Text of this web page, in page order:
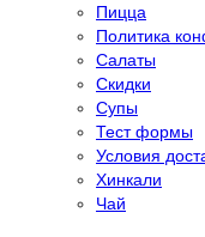
Пицца
Политика
Салаты
Скидки
Супы
Тест формы
Условия
Хинкали
Чай